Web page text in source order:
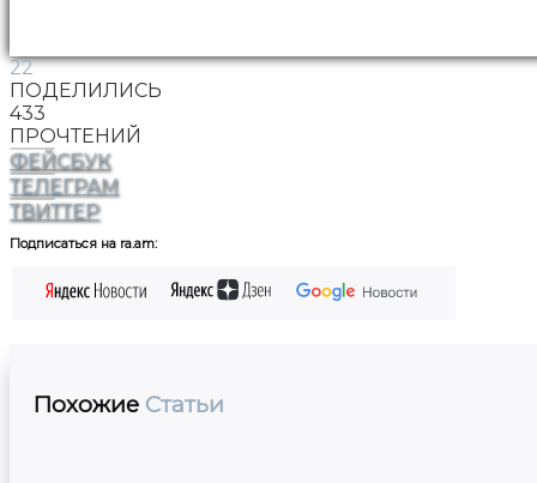
22
ПОДЕЛИЛИСЬ
433
ПРОЧТЕНИЙ
ФЕЙСБУК
ТЕЛЕГРАМ
ТВИТТЕР
Подписаться на ra.am:
Похожие Статьи